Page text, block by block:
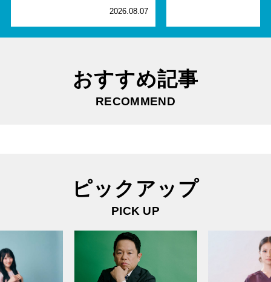
2026.08.07
おすすめ記事
RECOMMEND
ピックアップ
PICK UP